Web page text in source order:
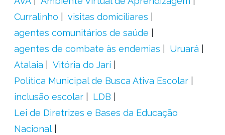
Curralinho
visitas domiciliares
agentes comunitários de saúde
agentes de combate às endemias
Uruará
Atalaia
Vitória do Jari
Política Municipal de Busca Ativa Escolar
inclusão escolar
LDB
Lei de Diretrizes e Bases da Educação
Nacional